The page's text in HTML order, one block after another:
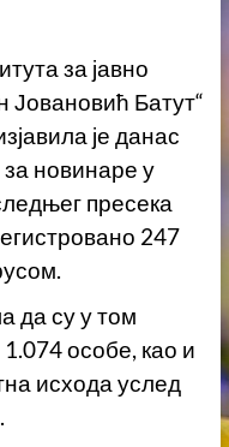
за јавно
Батут“
је данас
новинаре у
пресека
247
да су у том
особе, као и
исхода услед